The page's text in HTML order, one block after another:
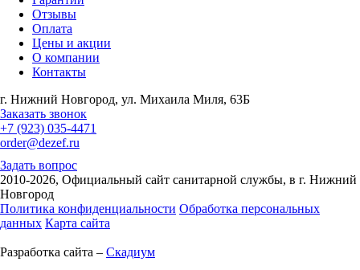
Отзывы
Оплата
Цены и акции
О компании
Контакты
г. Нижний Новгород, ул. Михаила Миля, 63Б
Заказать звонок
+7 (923) 035-4471
order@dezef.ru
Задать вопрос
2010-2026, Официальный сайт санитарной службы, в г. Нижний
Новгород
Политика конфиденциальности Обработка персональных
данных Карта сайта
Разработка сайта – Скадиум